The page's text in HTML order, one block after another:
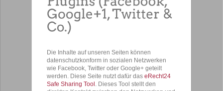
Die Inhalte auf unseren Seiten können
datenschutzkonform in sozialen Netzwerken
wie Facebook, Twitter oder Google+ geteilt
werden. Diese Seite nutzt dafür das eRecht24
Safe Sharing Tool. Dieses Tool stellt den